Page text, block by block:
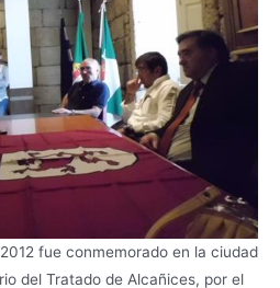
fue conmemorado en la ciudad
del Tratado de Alcañices, por el